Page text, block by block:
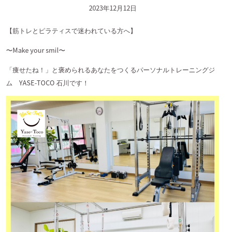
2023年12月12日
【筋トレとピラティスで迷われている方へ】
〜Make your smil〜
「痩せたね！」と褒められるあなたをつくるパーソナルトレーニングジ
ム YASE-TOCO 石川です！